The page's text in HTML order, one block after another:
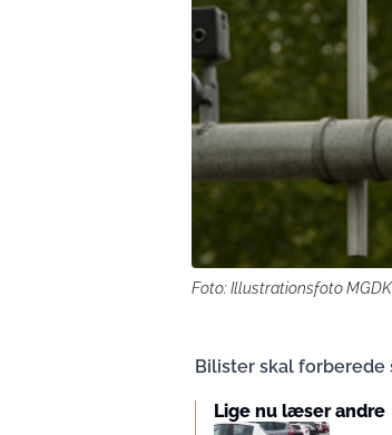
Foto: Illustrationsfoto MGDK
Bilister skal forberede
Lige nu læser andre